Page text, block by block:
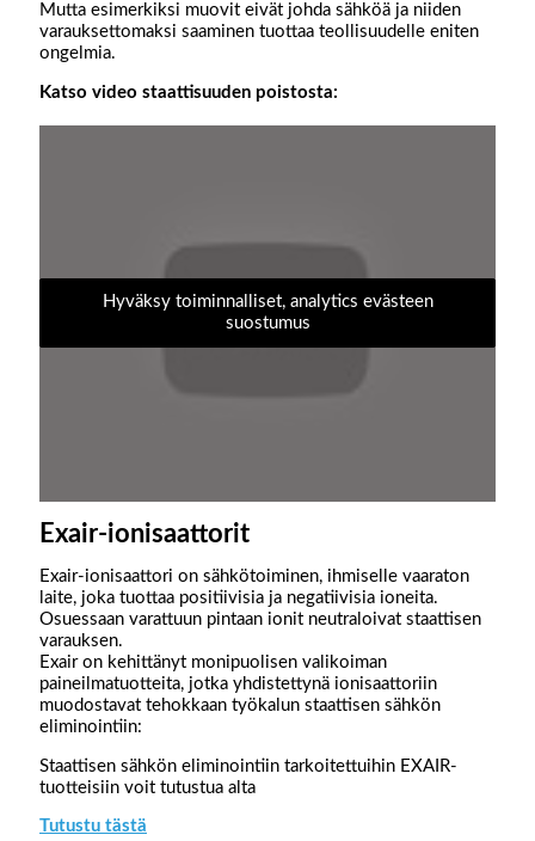
Mutta esimerkiksi muovit eivät johda sähköä ja niiden
varauksettomaksi saaminen tuottaa teollisuudelle eniten
ongelmia.
Katso video staattisuuden poistosta:
Hyväksy toiminnalliset, analytics evästeen
suostumus
Exair-ionisaattorit
Exair-ionisaattori on sähkötoiminen, ihmiselle vaaraton
laite, joka tuottaa positiivisia ja negatiivisia ioneita.
Osuessaan varattuun pintaan ionit neutraloivat staattisen
varauksen.
Exair on kehittänyt monipuolisen valikoiman
paineilmatuotteita, jotka yhdistettynä ionisaattoriin
muodostavat tehokkaan työkalun staattisen sähkön
eliminointiin:
Staattisen sähkön eliminointiin tarkoitettuihin EXAIR-
tuotteisiin voit tutustua alta
Tutustu tästä